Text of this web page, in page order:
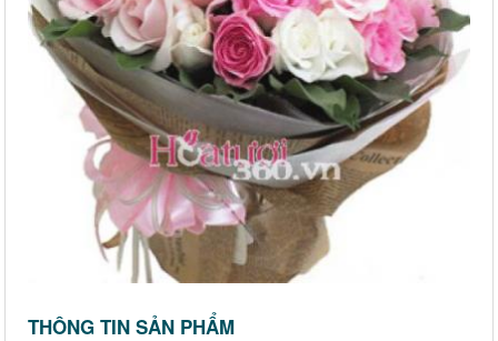
THÔNG TIN SẢN PHẨM